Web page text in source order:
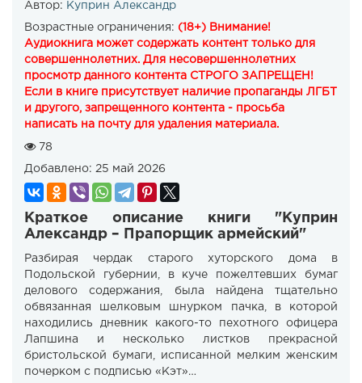
Автор: Куприн Александр
Возрастные ограничения: (18+) Внимание!
Аудиокнига может содержать контент только для
совершеннолетних. Для несовершеннолетних
просмотр данного контента СТРОГО ЗАПРЕЩЕН!
Если в книге присутствует наличие пропаганды ЛГБТ
и другого, запрещенного контента - просьба
написать на почту для удаления материала.
78
Добавлено: 25 май 2026
Краткое описание книги "Куприн
Александр – Прапорщик армейский"
Разбирая чердак старого хуторского дома в
Подольской губернии, в куче пожелтевших бумаг
делового содержания, была найдена тщательно
обвязанная шелковым шнурком пачка, в которой
находились дневник какого-то пехотного офицера
Лапшина и несколько листков прекрасной
бристольской бумаги, исписанной мелким женским
почерком с подписью «Кэт»…